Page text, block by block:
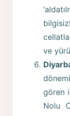
ve
gören
Nolu